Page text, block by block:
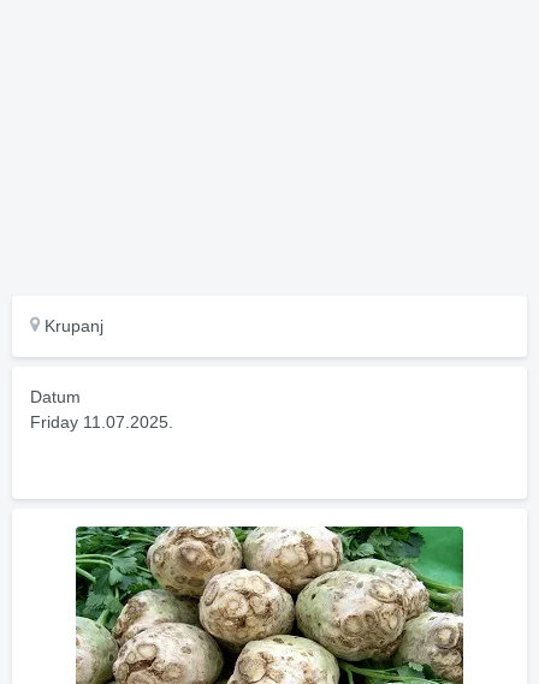
Krupanj
Datum
Friday 11.07.2025.